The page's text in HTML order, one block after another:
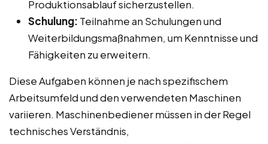
Produktionsablauf sicherzustellen.
Schulung: Teilnahme an Schulungen und
Weiterbildungsmaßnahmen, um Kenntnisse und
Fähigkeiten zu erweitern.
Diese Aufgaben können je nach spezifischem
Arbeitsumfeld und den verwendeten Maschinen
variieren. Maschinenbediener müssen in der Regel
technisches Verständnis,